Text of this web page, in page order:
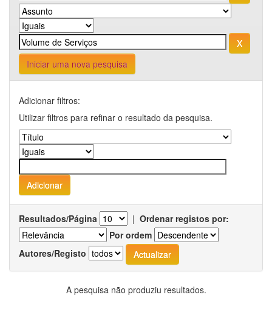
Iniciar uma nova pesquisa
Adicionar filtros:
Utilizar filtros para refinar o resultado da pesquisa.
Resultados/Página | Ordenar registos por:
Por ordem
Autores/Registo
A pesquisa não produziu resultados.